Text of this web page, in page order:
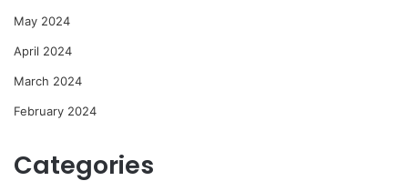
May 2024
April 2024
March 2024
February 2024
Categories